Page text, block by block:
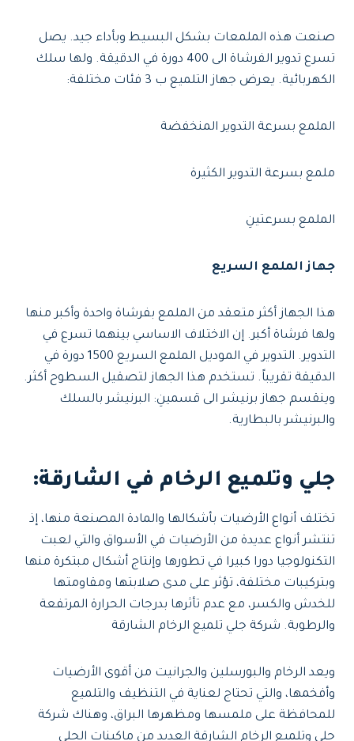
صنعت هذه الملمعات بشكل البسيط وبأداء جيد. يصل
تسرع تدوير الفرشاة الى 400 دورة في الدقيقة. ولها سلك
الكهربائية. يعرض جهاز التلميع ب 3 فئات مختلفة:
الملمع بسرعة التدوير المنخفضة
ملمع بسرعة التدوير الكثيرة
الملمع بسرعتينِ
جهاز الملمع السريع
هذا الجهاز أكثر متعقد من الملمع بفرشاة واحدة وأكبر منها
ولها فرشاة أكبر. إن الاختلاف الاساسي بينهما تسرع في
التدوير. التدوير في الموديل الملمع السريع 1500 دورة في
الدقيقة تقريباً. تستخدم هذا الجهاز لتصقيل السطوح أكثر.
وينقسم جهاز برنيشر الى قسمينِ: البرنيشر بالسلك
والبرنيشر بالبطارية.
جلي وتلميع الرخام في الشارقة:
تختلف أنواع الأرضيات بأشكالها والمادة المصنعة منها، إذ
تنتشر أنواع عديدة من الأرضيات في الأسواق والتي لعبت
التكنولوجيا دورا كبيرا في تطورها وإنتاج أشكال مبتكرة منها
وبتركيبات مختلفة، تؤثر على مدى صلابتها ومقاومتها
للخدش والكسر، مع عدم تأثرها بدرجات الحرارة المرتفعة
والرطوبة. شركة جلي تلميع الرخام الشارقة
ويعد الرخام والبورسلين والجرانيت من أقوى الأرضيات
وأفخمها، والتي تحتاج لعناية في التنظيف والتلميع
للمحافظة على ملمسها ومظهرها البراق، وهناك شركة
جلي وتلميع الرخام الشارقة العديد من ماكينات الجلي